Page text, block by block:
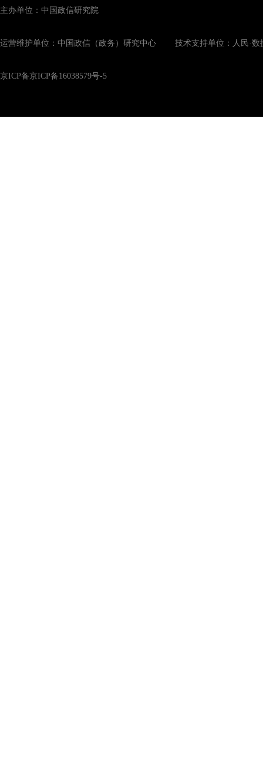
主办单位：中国政信研究院
运营维护单位：中国政信（政务）研究中心 技术支持单位：人民·数
京ICP备京ICP备16038579号-5